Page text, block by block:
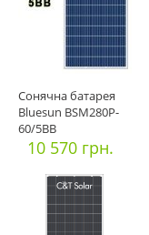
Сонячна батарея
Bluesun BSM280P-
60/5BB
10 570 грн.